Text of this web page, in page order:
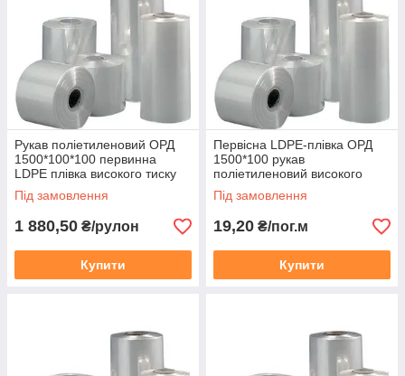
ЗНИЖКИ ВІД ОБСЯГУ
ЗАМОВЛЕННЯ
Ми реалізуємо поліетиленову продукцію
оптом, під замовлення та надаємо приємні
знижки в залежності від об'єму замовлення
Дізнатися більше про нас
ОСНОВНІ
КАТЕГОРІЇ ТОВАРІВ
Рукав поліетиленовий ОРД
1500*100*100 первинна
LDPE плівка високого тиску
прозора
Під замовлення
1 880,50 ₴/рулон
Купити
Первісна LDPE-плівка ОРД
1500*100 рукав
поліетиленовий високого
тиску прозорий
Під замовлення
19,20 ₴/пог.м
Купити